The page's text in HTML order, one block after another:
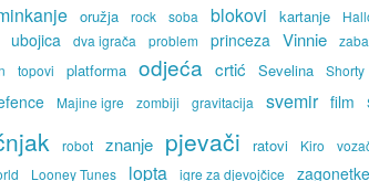
oružja rock soba blokovi kartanje
ubojica dva igrača problem princeza Vinnie
topovi platforma odjeća crtić Sevelina Shorty
Majine igre zombiji gravitacija svemir film
robot znanje pjevači ratovi Kiro
Looney Tunes lopta igre za djevojčice zagonetke